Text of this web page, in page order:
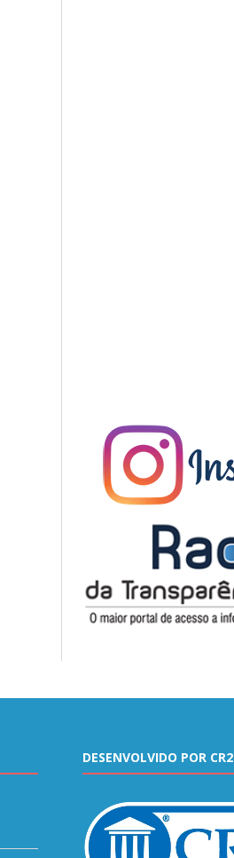
DESENVOLVIDO POR CR2